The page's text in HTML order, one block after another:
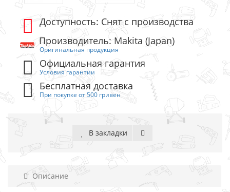
Доступность: Снят с производства
Производитель: Makita (Japan)
Оригинальная продукция
Официальная гарантия
Условия гарантии
Бесплатная доставка
При покупке от 500 гривен
В закладки
Описание